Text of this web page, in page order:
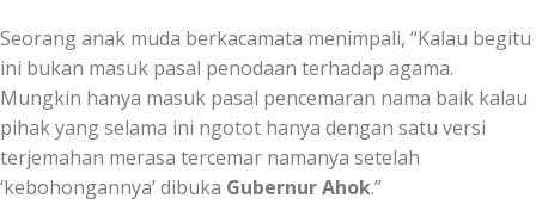
Seorang anak muda berkacamata menimpali, “Kalau begitu
ini bukan masuk pasal penodaan terhadap agama.
Mungkin hanya masuk pasal pencemaran nama baik kalau
pihak yang selama ini ngotot hanya dengan satu versi
terjemahan merasa tercemar namanya setelah
‘kebohongannya’ dibuka Gubernur Ahok.”